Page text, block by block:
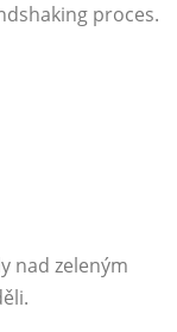
proces.
nad zeleným